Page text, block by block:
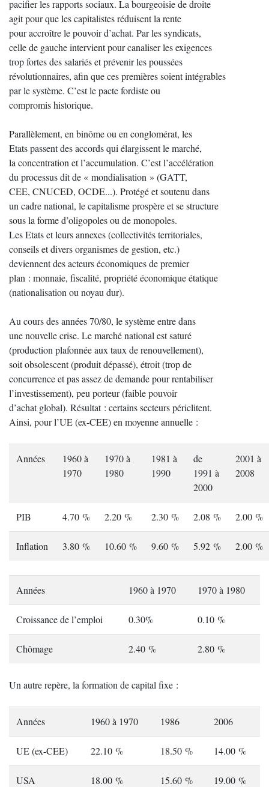
pacifier les rapports sociaux. La bourgeoisie de droite
agit pour que les capitalistes réduisent la rente
pour accroître le pouvoir d’achat. Par les syndicats,
celle de gauche intervient pour canaliser les exigences
trop fortes des salariés et prévenir les poussées
révolutionnaires, afin que ces premières soient intégrables
par le système. C’est le pacte fordiste ou
compromis historique.
Parallèlement, en binôme ou en conglomérat, les
Etats passent des accords qui élargissent le marché,
la concentration et l’accumulation. C’est l’accélération
du processus dit de « mondialisation » (GATT,
CEE, CNUCED, OCDE...). Protégé et soutenu dans
un cadre national, le capitalisme prospère et se structure
sous la forme d’oligopoles ou de monopoles.
Les Etats et leurs annexes (collectivités territoriales,
conseils et divers organismes de gestion, etc.)
deviennent des acteurs économiques de premier
plan : monnaie, fiscalité, propriété économique étatique
(nationalisation ou noyau dur).
Au cours des années 70/80, le système entre dans
une nouvelle crise. Le marché national est saturé
(production plafonnée aux taux de renouvellement),
soit obsolescent (produit dépassé), étroit (trop de
concurrence et pas assez de demande pour rentabiliser
l’investissement), peu porteur (faible pouvoir
d’achat global). Résultat : certains secteurs périclitent.
Ainsi, pour l’UE (ex-CEE) en moyenne annuelle :
Années
1960 à
1970
1970 à
1980
1981 à
1990
de
1991 à
2000
2001 à
2008
PIB 4.70 % 2.20 % 2.30 % 2.08 % 2.00 %
Inflation 3.80 % 10.60 % 9.60 % 5.92 % 2.00 %
Années 1960 à 1970 1970 à 1980
Croissance de l’emploi 0.30% 0.10 %
Chômage 2.40 % 2.80 %
Un autre repère, la formation de capital fixe :
Années 1960 à 1970 1986 2006
UE (ex-CEE) 22.10 % 18.50 % 14.00 %
USA 18.00 % 15.60 % 19.00 %